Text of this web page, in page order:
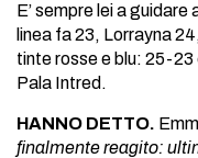
E’ sempre lei a
linea fa 23, Lorrayna
tinte rosse e blu: 25-23
Pala Intred.
HANNO DETTO.
finalmente reagito: